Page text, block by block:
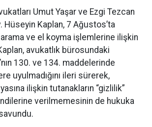
Umut Yaşar ve Ezgi Tezcan
Hüseyin Kaplan, 7 Ağustos’ta
ve el koyma işlemlerine ilişkin
avukatlık bürosundaki
130. ve 134. maddelerinde
uyulmadığını ileri sürerek,
ilişkin tutanakların “gizlilik”
verilmemesinin de hukuka